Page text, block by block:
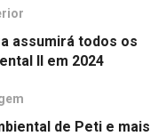
assumirá todos os
II em 2024
de Peti e mais